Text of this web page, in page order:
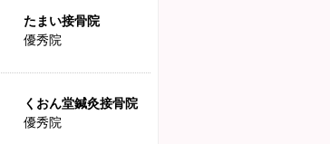
たまい接骨院
優秀院
くおん堂鍼灸接骨院
優秀院